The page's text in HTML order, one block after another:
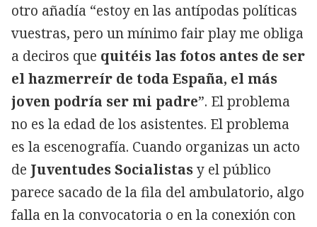
otro añadía “estoy en las antípodas políticas
vuestras, pero un mínimo fair play me obliga
a deciros que quitéis las fotos antes de ser
el hazmerreír de toda España, el más
joven podría ser mi padre”. El problema
no es la edad de los asistentes. El problema
es la escenografía. Cuando organizas un acto
de Juventudes Socialistasy el público
parece sacado de la fila del ambulatorio, algo
falla en la convocatoria o en la conexión con